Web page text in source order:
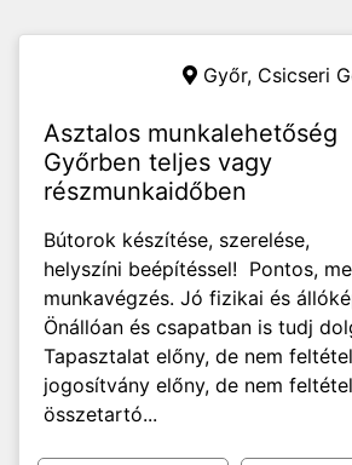
Győr, Csicseri
Asztalos munkalehetőség
Győrben teljes vagy
részmunkaidőben
Bútorok készítése, szerelése,
helyszíni beépítéssel! Pontos,
munkavégzés. Jó fizikai és
Önállóan és csapatban is tudj
Tapasztalat előny, de nem
jogosítvány előny, de nem
összetartó...